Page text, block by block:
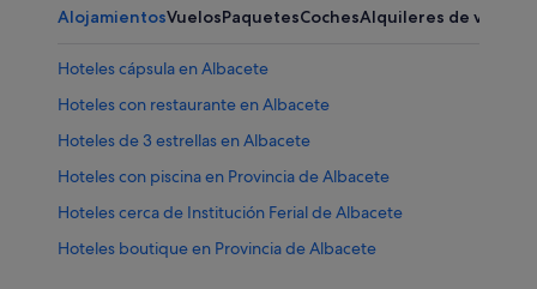
AlojamientosVuelosPaquetesCochesAlquileres de
Hoteles cápsula en Albacete
Hoteles con restaurante en Albacete
Hoteles de 3 estrellas en Albacete
Hoteles con piscina en Provincia de Albacete
Hoteles cerca de Institución Ferial de Albacete
Hoteles boutique en Provincia de Albacete